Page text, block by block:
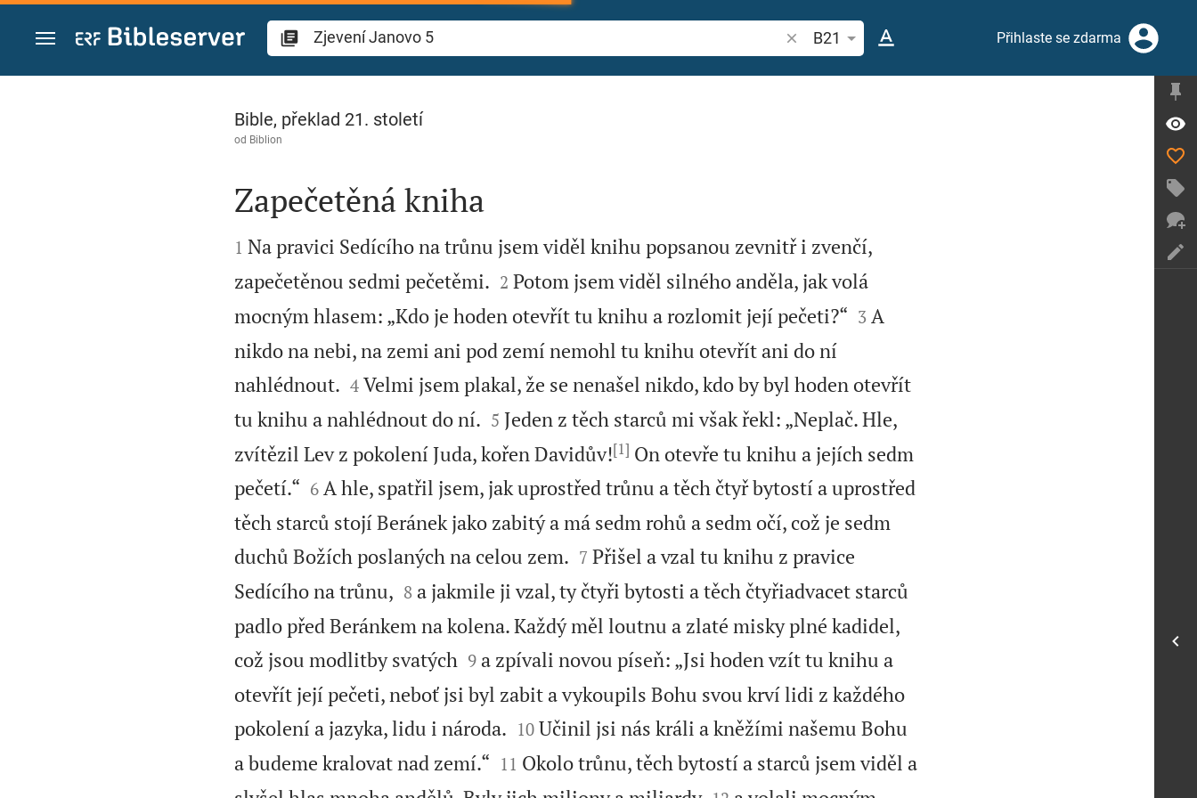
Přejít na obsah
Vyhledat biblický verš nebo slovo
B21 Přihlaste se zdarma
Zjevení Janovo 5
Bible, překlad 21. století
od Biblion

Zapečetěná kniha

1 Na pravici Sedícího na trůnu jsem viděl knihu popsanou zevnitř i zvenčí,
zapečetěnou sedmi pečetěmi.
2 Potom jsem viděl silného anděla, jak volá
mocným hlasem: „Kdo je hoden otevřít tu knihu a rozlomit její pečeti?“
3 A
nikdo na nebi, na zemi ani pod zemí nemohl tu knihu otevřít ani do ní
nahlédnout.
4 Velmi jsem plakal, že se nenašel nikdo, kdo by byl hoden otevřít
tu knihu a nahlédnout do ní.
5 Jeden z těch starců mi však řekl: „Neplač. Hle,
zvítězil Lev z pokolení Juda, kořen Davidův![1] On otevře tu knihu a jejích sedm
pečetí.“
6 A hle, spatřil jsem, jak uprostřed trůnu a těch čtyř bytostí a uprostřed
těch starců stojí Beránek jako zabitý a má sedm rohů a sedm očí, což je sedm
duchů Božích poslaných na celou zem.
7 Přišel a vzal tu knihu z pravice
Sedícího na trůnu,
8 a jakmile ji vzal, ty čtyři bytosti a těch čtyřiadvacet starců
padlo před Beránkem na kolena. Každý měl loutnu a zlaté misky plné kadidel,
což jsou modlitby svatých 

9 a zpívali novou píseň: „Jsi hoden vzít tu knihu a
otevřít její pečeti, neboť jsi byl zabit a vykoupils Bohu svou krví lidi z každého
pokolení a jazyka, lidu i národa.
10 Učinil jsi nás králi a kněžími našemu Bohu
a budeme kralovat nad zemí.“
11 Okolo trůnu, těch bytostí a starců jsem viděl a